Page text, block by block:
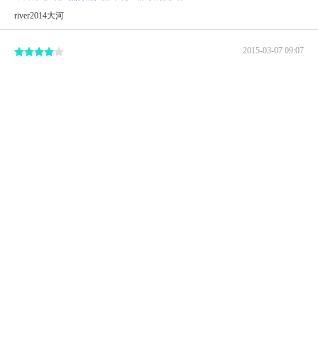
river2014大河
2015-03-07 09:07